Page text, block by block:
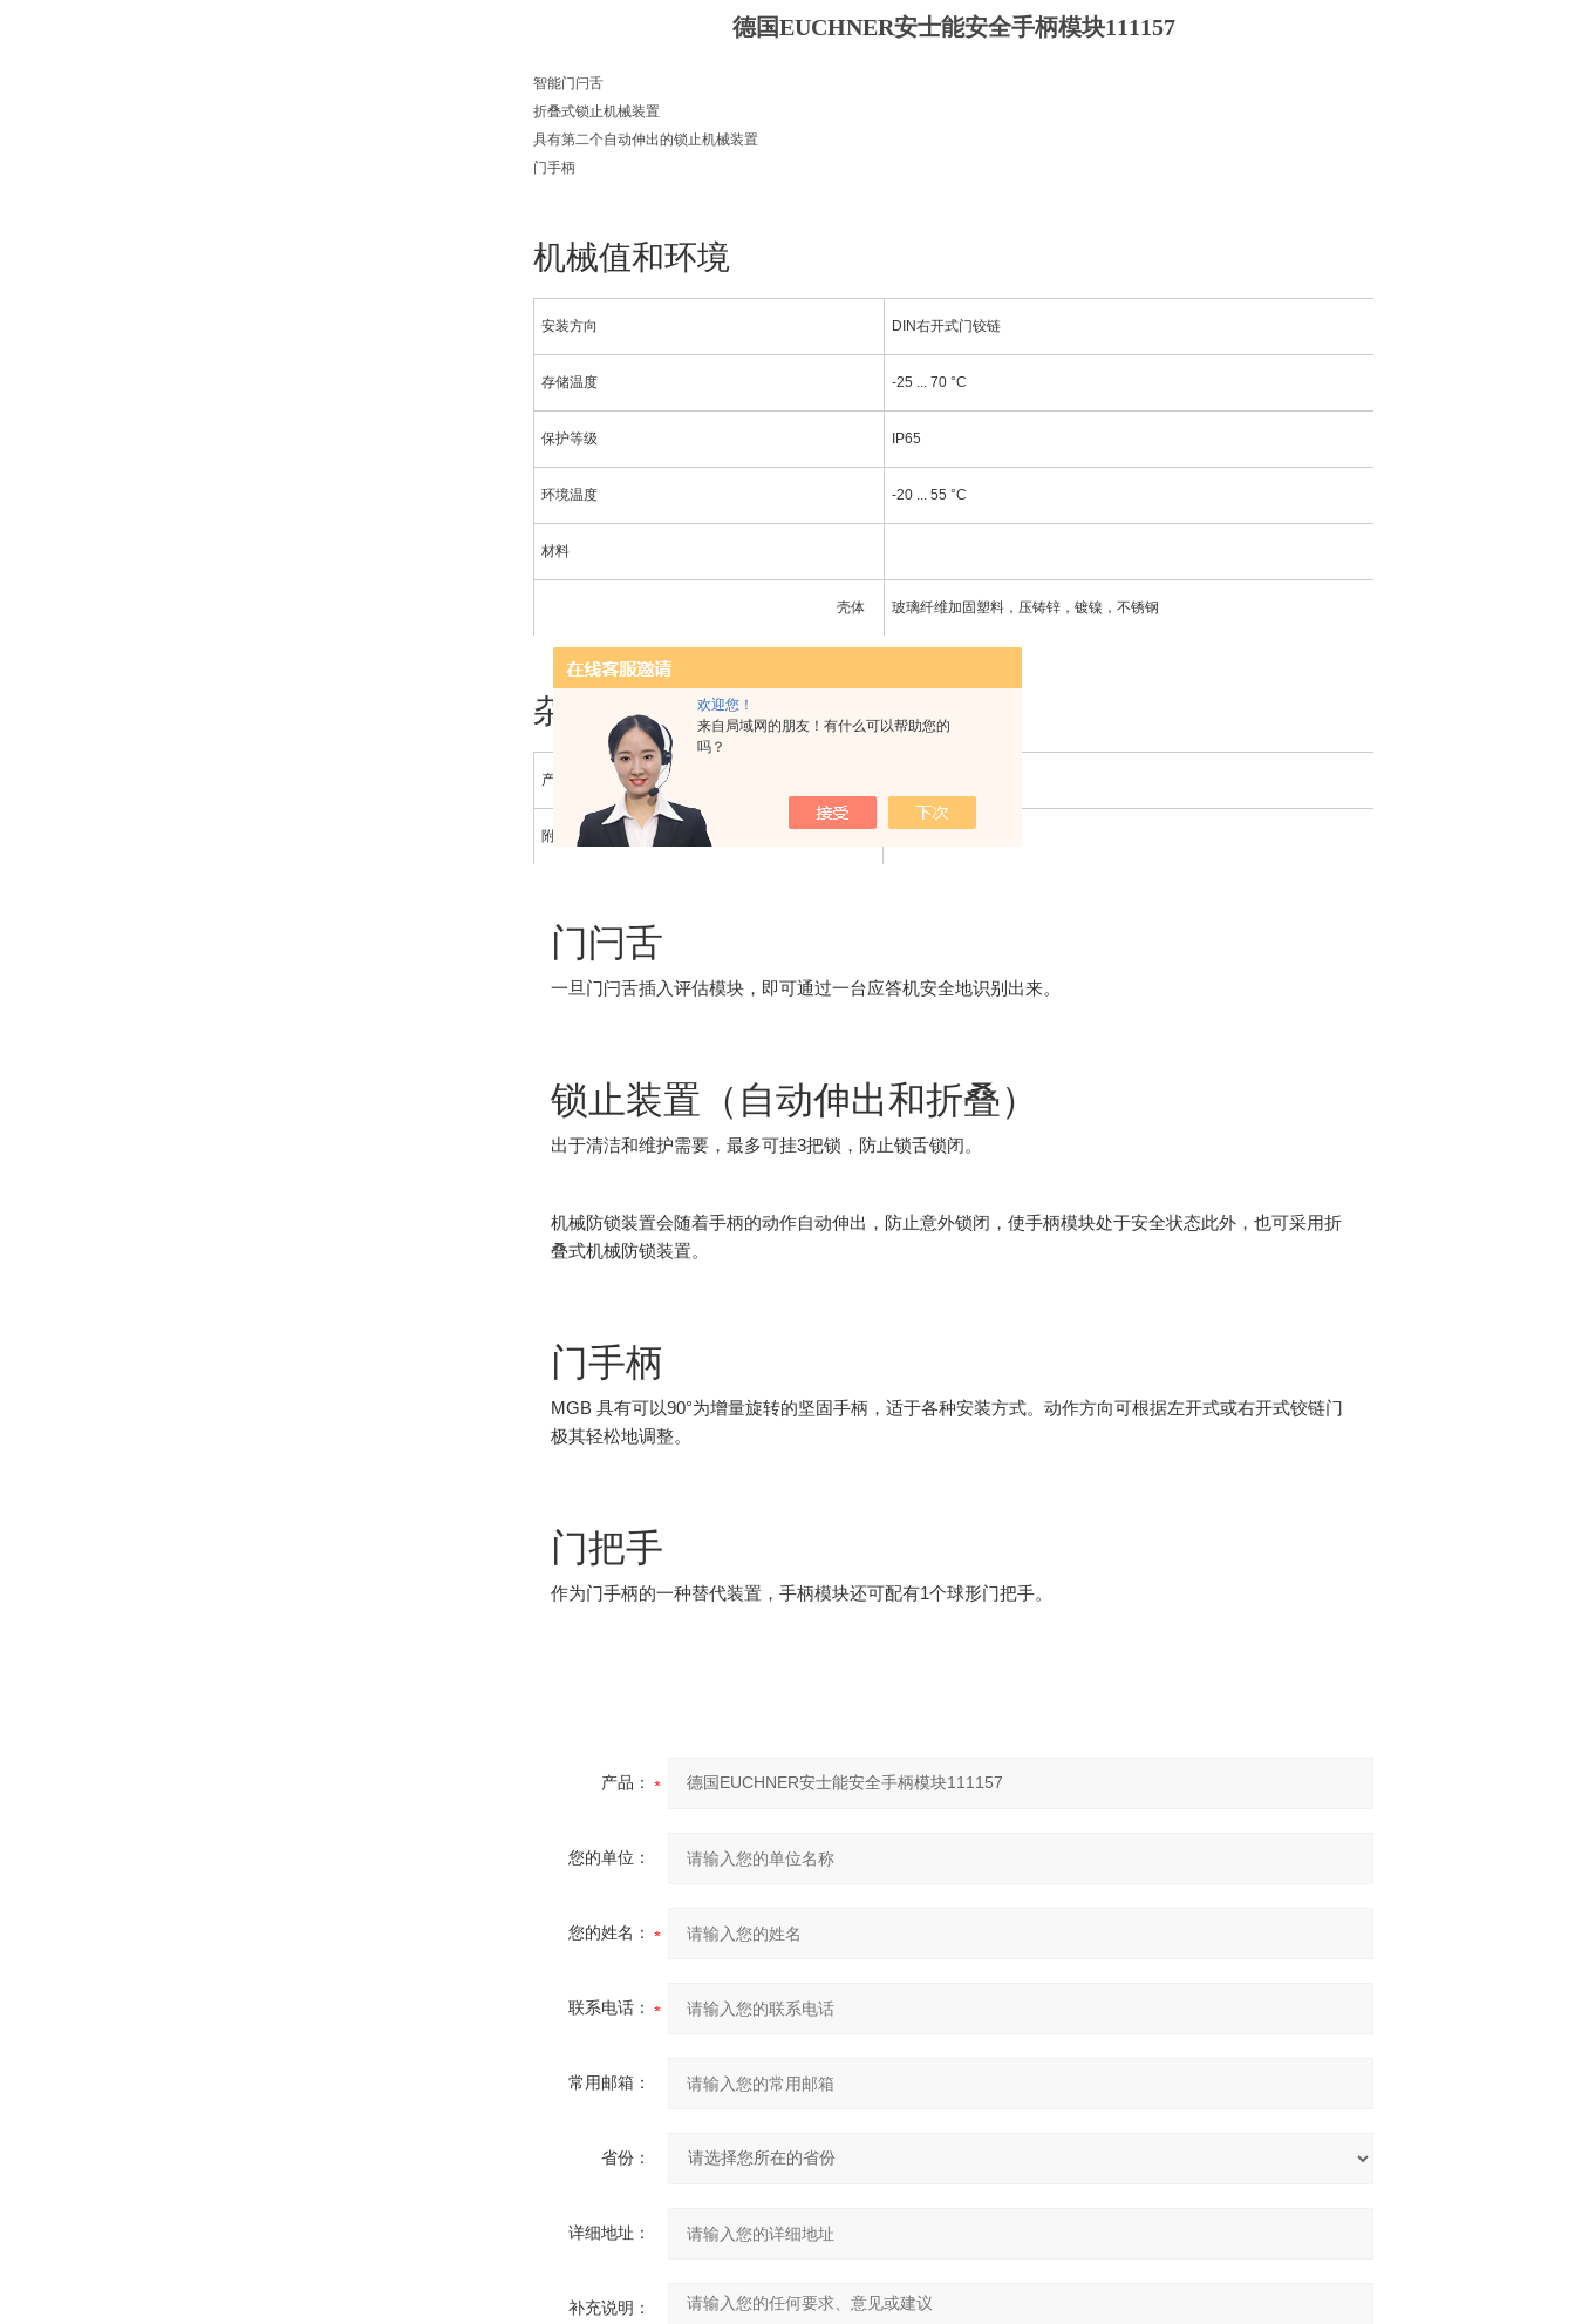
欢迎您！
来自局域网的朋友！有什么可以帮助您的
吗？
德国EUCHNER安士能安全手柄模块111157
智能门闩舌
折叠式锁止机械装置
具有第二个自动伸出的锁止机械装置
门手柄
机械值和环境
安装方向 DIN右开式门铰链
存储温度 -25 ... 70 °C
保护等级 IP65
环境温度 -20 ... 55 °C
材料
壳体 玻璃纤维加固塑料，压铸锌，镀镍，不锈钢
杂项
产品版本号
附加功能
门闩舌
一旦门闩舌插入评估模块，即可通过一台应答机安全地识别出来。
锁止装置（自动伸出和折叠）
出于清洁和维护需要，最多可挂3把锁，防止锁舌锁闭。
机械防锁装置会随着手柄的动作自动伸出，防止意外锁闭，使手柄模块处于安全状态此外，也可采用折
叠式机械防锁装置。
门手柄
MGB 具有可以90°为增量旋转的坚固手柄，适于各种安装方式。动作方向可根据左开式或右开式铰链门
极其轻松地调整。
门把手
作为门手柄的一种替代装置，手柄模块还可配有1个球形门把手。
产品：
您的单位：
您的姓名：
联系电话：
常用邮箱：
省份：
详细地址：
补充说明：